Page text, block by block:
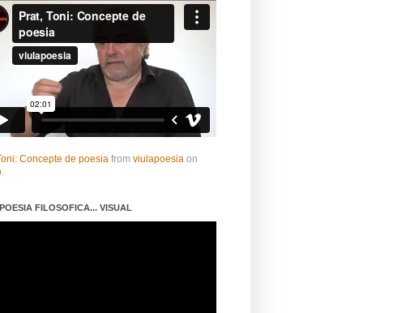
Concepte de poesia from viulapoesia on
.
FILOSOFICA... VISUAL